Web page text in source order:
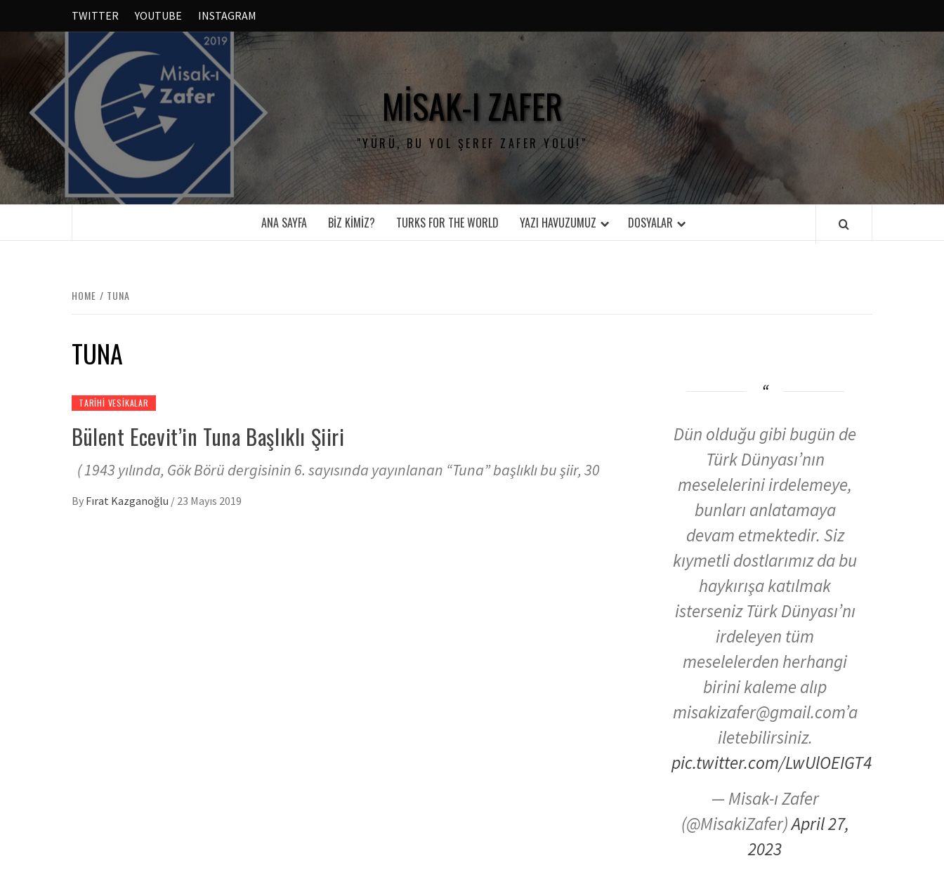
TWITTER YOUTUBE INSTAGRAM
MISAK-I ZAFER
"YÜRÜ, BU YOL ŞEREF ZAFER YOLU!"
ANA SAYFA BIZ KIMIZ? TURKS FOR THE WORLD YAZI HAVUZUMUZ DOSYALAR
HOME TUNA
TUNA
TARIHI VESIKALAR
Bülent Ecevit’in Tuna Başlıklı Şiiri
( 1943 yılında, Gök Börü dergisinin 6. sayısında yayınlanan “Tuna” başlıklı bu şiir, 30
By Fırat Kazganoğlu / 23 Mayıs 2019
Dün olduğu gibi bugün de
Türk Dünyası’nın
meselelerini irdelemeye,
bunları anlatamaya
devam etmektedir. Siz
kıymetli dostlarımız da bu
haykırışa katılmak
isterseniz Türk Dünyası’nı
irdeleyen tüm
meselelerden herhangi
birini kaleme alıp
misakizafer@gmail.com’a
iletebilirsiniz.
pic.twitter.com/LwUlOEIGT4
— Misak-ı Zafer
(@MisakiZafer)April 27,
2023